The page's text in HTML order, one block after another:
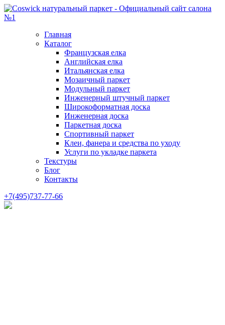
Главная
Каталог
Французская елка
Английская елка
Итальянская елка
Мозаичный паркет
Модульный паркет
Инженерный штучный паркет
Широкоформатная доска
Инженерная доска
Паркетная доска
Спортивный паркет
Клеи, фанера и средства по уходу
Услуги по укладке паркета
Текстуры
Блог
Контакты
+7(495)737-77-66